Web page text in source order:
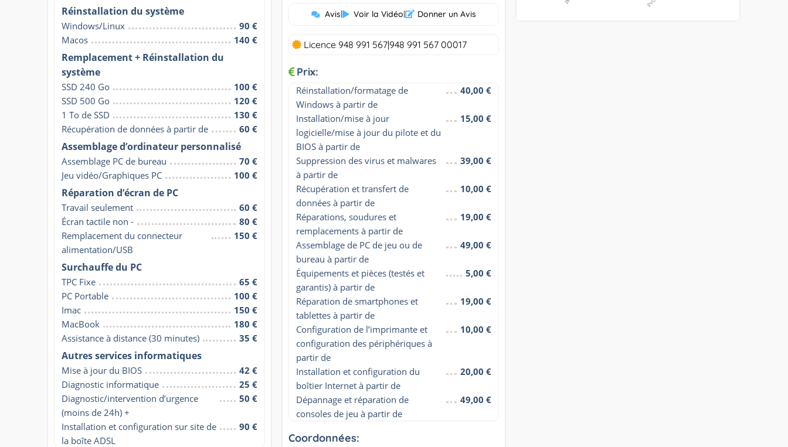
Réinstallation du système
Windows/Linux
90 €
Macos
140 €
Remplacement + Réinstallation du
système
SSD 240 Go
100 €
SSD 500 Go
120 €
1 To de SSD
130 €
Récupération de données à partir de
60 €
Assemblage d’ordinateur personnalisé
Assemblage PC de bureau
70 €
Jeu vidéo/Graphiques PC
100 €
Réparation d’écran de PC
Travail seulement
60 €
Écran tactile non -
80 €
Remplacement du connecteur
alimentation/USB
150 €
Surchauffe du PC
TPC Fixe
65 €
PC Portable
100 €
Imac
150 €
MacBook
180 €
Assistance à distance (30 minutes)
35 €
Autres services informatiques
Mise à jour du BIOS
42 €
Diagnostic informatique
25 €
Diagnostic/intervention d’urgence
(moins de 24h) +
50 €
Installation et configuration sur site de
la boîte ADSL
90 €
Avis| Voir la Vidéo| Donner un Avis
Licence 948 991 567|948 991 567 00017
Prix:
Réinstallation/formatage de
Windows à partir de
40,00 €
Installation/mise à jour
logicielle/mise à jour du pilote et du
BIOS à partir de
15,00 €
Suppression des virus et malwares
à partir de
39,00 €
Récupération et transfert de
données à partir de
10,00 €
Réparations, soudures et
remplacements à partir de
19,00 €
Assemblage de PC de jeu ou de
bureau à partir de
49,00 €
Équipements et pièces (testés et
garantis) à partir de
5,00 €
Réparation de smartphones et
tablettes à partir de
19,00 €
Configuration de l’imprimante et
configuration des périphériques à
partir de
10,00 €
Installation et configuration du
boîtier Internet à partir de
20,00 €
Dépannage et réparation de
consoles de jeu à partir de
49,00 €
Coordonnées: